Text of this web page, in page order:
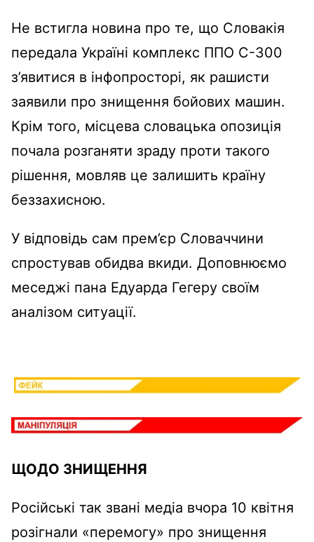
Не встигла новина про те, що Словакія
передала Україні комплекс ППО С-300
з’явитися в інфопросторі, як рашисти
заявили про знищення бойових машин.
Крім того, місцева словацька опозиція
почала розганяти зраду проти такого
рішення, мовляв це залишить країну
беззахисною.
У відповідь сам прем’єр Словаччини
спростував обидва вкиди. Доповнюємо
меседжі пана Едуарда Гегеру своїм
аналізом ситуації.
ЩОДО ЗНИЩЕННЯ
Російські так звані медіа вчора 10 квітня
розігнали «перемогу» про знищення